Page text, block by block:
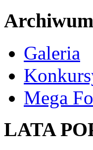
Archiwum
Galeria
Mega
LATA